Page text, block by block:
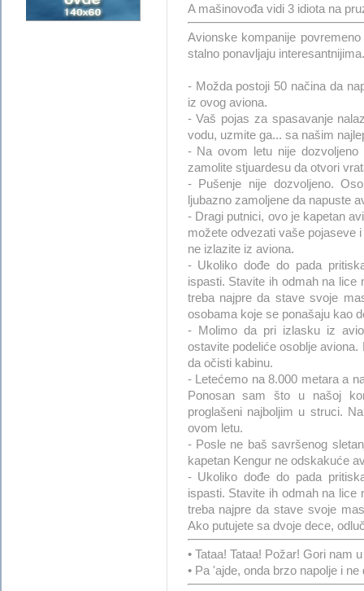
A mašinovođa vidi 3 idiota na
Avionske kompanije
stalno ponavljaju
- Možda postoji 50 načina da
iz ovog aviona.
- Vaš pojas za spasavanje
vodu, uzmite ga... sa našim
- Na ovom letu nije
zamolite stjuardesu da otvori
- Pušenje nije dozvoljeno.
ljubazno zamoljene da napuste
- Dragi putnici, ovo je kapetan
možete odvezati vaše pojaseve
ne izlazite iz aviona.
- Ukoliko dođe do pada
ispasti. Stavite ih odmah na lice
treba najpre da stave svoje
osobama koje se ponašaju kao
- Molimo da pri izlasku iz
ostavite podeliće osoblje
da očisti kabinu.
- Letećemo na 8.000 metara a
Ponosan sam što u našoj
proglašeni najboljim u struci.
ovom letu.
- Posle ne baš savršenog
kapetan Kengur ne odskakuće
- Ukoliko dođe do pada
ispasti. Stavite ih odmah na lice
treba najpre da stave svoje
Ako putujete sa dvoje dece,
• Tataa! Tataa! Požar! Gori nam
• Pa 'ajde, onda brzo napolje i